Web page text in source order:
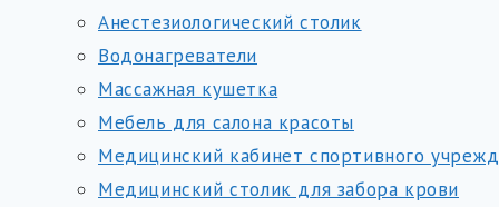
Анестезиологический столик
Водонагреватели
Массажная кушетка
Мебель для салона красоты
Медицинский кабинет спортивного
Медицинский столик для забора крови